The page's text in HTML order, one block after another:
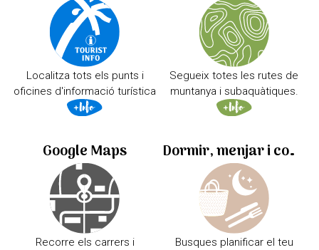
Localitza tots els punts i
oficines d'informació turística
Segueix totes les rutes de
muntanya i subaquàtiques.
Google Maps
Recorre els carrers i
Dormir, menjar i comprar
Busques planificar el teu